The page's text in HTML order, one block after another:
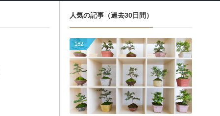
人気の記事（過去30日間）
162